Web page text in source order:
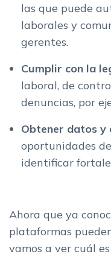
las que puede
laborales y
gerentes.
Cumplir con la
laboral, de
denuncias, por
Obtener datos y
oportunidades
identificar
Ahora que ya
plataformas
vamos a ver cuál es